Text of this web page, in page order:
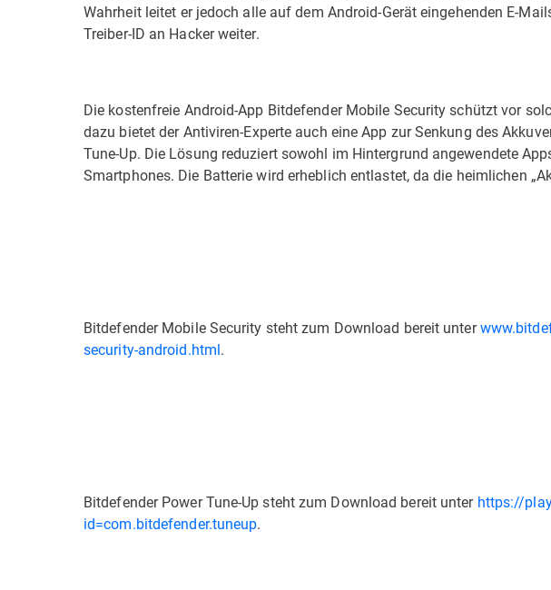
Wahrheit leitet er jedoch alle auf dem Android-Gerät eingehenden E-
Treiber-ID an Hacker weiter.
Die kostenfreie Android-App Bitdefender Mobile Security schützt vor
dazu bietet der Antiviren-Experte auch eine App zur Senkung des
Tune-Up. Die Lösung reduziert sowohl im Hintergrund angewendete
Smartphones. Die Batterie wird erheblich entlastet, da die heimlichen
Bitdefender Mobile Security steht zum Download bereit unter
security-android.html.
Bitdefender Power Tune-Up steht zum Download bereit unter https://
id=com.bitdefender.tuneup.